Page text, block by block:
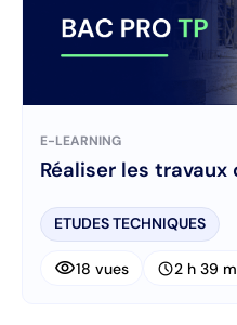
E-LEARNING
Réaliser les travaux
ETUDES TECHNIQUES
visibility18 vues schedule2 h 39